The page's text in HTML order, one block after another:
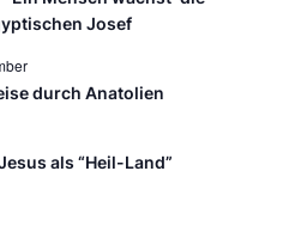
Josef
durch Anatolien
als “Heil-Land”